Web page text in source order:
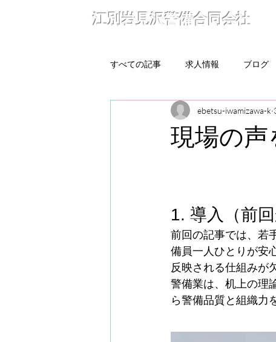
江別岩見沢警備合同会社
すべての記事 求人情報 ブログ
現場の声
ebetsu-iwamizawa-k
1. 導入（前
前回の記事では、若
備員一人ひとりが安
反映される仕組みが
警備業は、机上の理
ら警備品質と組織力